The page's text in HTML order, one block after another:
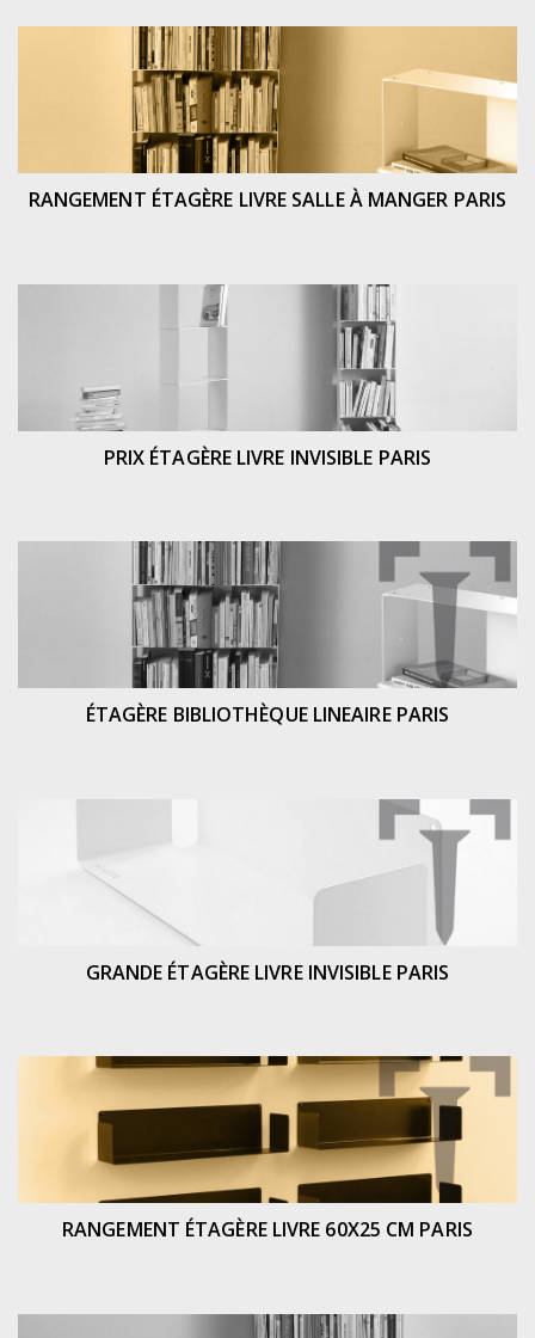
RANGEMENT ÉTAGÈRE LIVRE SALLE À MANGER PARIS
PRIX ÉTAGÈRE LIVRE INVISIBLE PARIS
ÉTAGÈRE BIBLIOTHÈQUE LINEAIRE PARIS
GRANDE ÉTAGÈRE LIVRE INVISIBLE PARIS
RANGEMENT ÉTAGÈRE LIVRE 60X25 CM PARIS